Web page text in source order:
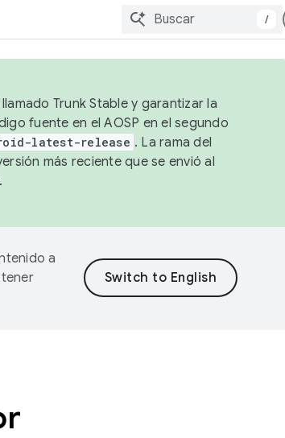
/
Trunk Stable y garantizar la
fuente en el AOSP en el segundo
latest-release . La rama del
más reciente que se envió al
a